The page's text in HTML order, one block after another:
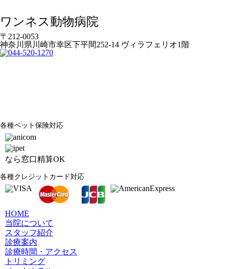
ワンネス動物病院
〒212-0053
神奈川県川崎市幸区下平間252-14 ヴィラフェリオ1階
各種ペット保険対応
なら窓口精算OK
各種クレジットカード対応
HOME
当院について
スタッフ紹介
診療案内
診療時間・アクセス
トリミング